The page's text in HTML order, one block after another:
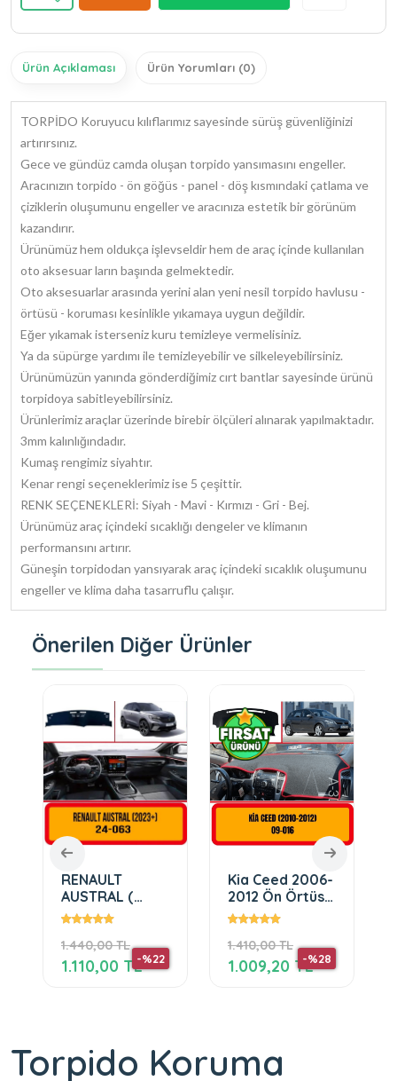
Ürün Açıklaması Ürün Yorumları (0)
TORPİDO Koruyucu kılıflarımız sayesinde sürüş güvenliğinizi
artırırsınız.
Gece ve gündüz camda oluşan torpido yansımasını engeller.
Aracınızın torpido - ön göğüs - panel - döş kısmındaki çatlama ve
çiziklerin oluşumunu engeller ve aracınıza estetik bir görünüm
kazandırır.
Ürünümüz hem oldukça işlevseldir hem de araç içinde kullanılan
oto aksesuar ların başında gelmektedir.
Oto aksesuarlar arasında yerini alan yeni nesil torpido havlusu -
örtüsü - koruması kesinlikle yıkamaya uygun değildir.
Eğer yıkamak isterseniz kuru temizleye vermelisiniz.
Ya da süpürge yardımı ile temizleyebilir ve silkeleyebilirsiniz.
Ürünümüzün yanında gönderdiğimiz cırt bantlar sayesinde ürünü
torpidoya sabitleyebilirsiniz.
Ürünlerimiz araçlar üzerinde birebir ölçüleri alınarak yapılmaktadır.
3mm kalınlığındadır.
Kumaş rengimiz siyahtır.
Kenar rengi seçeneklerimiz ise 5 çeşittir.
RENK SEÇENEKLERİ: Siyah - Mavi - Kırmızı - Gri - Bej.
Ürünümüz araç içindeki sıcaklığı dengeler ve klimanın
performansını artırır.
Güneşin torpidodan yansıyarak araç içindeki sıcaklık oluşumunu
engeller ve klima daha tasarruflu çalışır.
Önerilen Diğer Ürünler
RENAULT
AUSTRAL (
2023+)
1.440,00 TL
-%22
1.110,00 TL
Kia Ceed 2006-
2012 Ön Örtüsü
Göğüs Panel
Torpido
Koruma
Koruyucu Kılıfı
1.410,00 TL
-%28
1.009,20 TL
Torpido Koruma